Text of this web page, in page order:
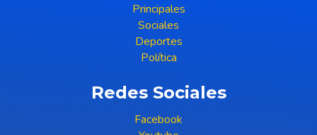
Principales
Sociales
Deportes
Política
Redes Sociales
Facebook